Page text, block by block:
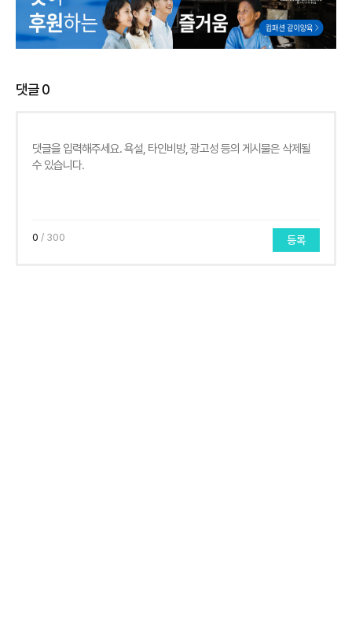
댓글0
0 / 300 등록